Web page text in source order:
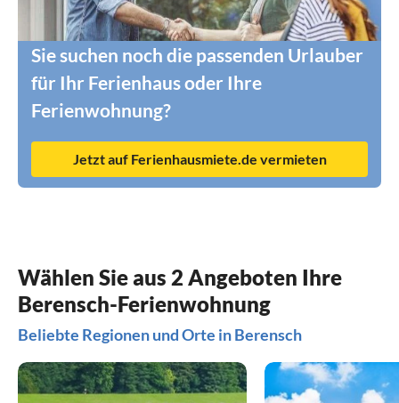
Sie suchen noch die passenden Urlauber
für Ihr Ferienhaus oder Ihre
Ferienwohnung?
Jetzt auf Ferienhausmiete.de vermieten
Wählen Sie aus 2 Angeboten Ihre
Berensch-Ferienwohnung
Beliebte Regionen und Orte in Berensch